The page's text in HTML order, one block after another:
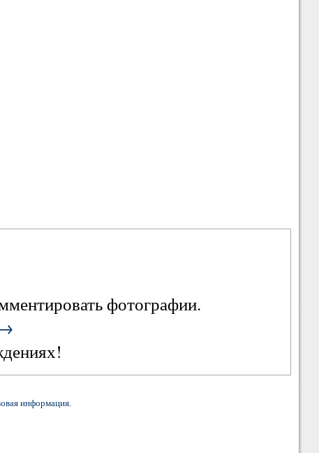
фотографии.
информация.